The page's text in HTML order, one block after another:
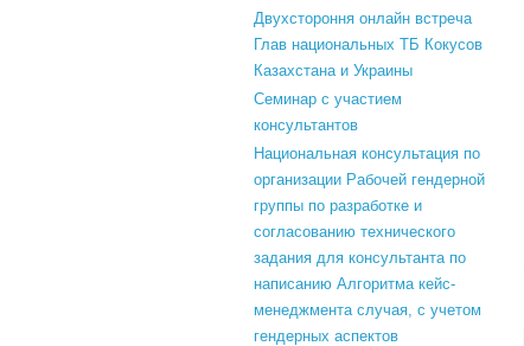
Двухстороння онлайн встреча
Глав национальных ТБ Кокусов
Казахстана и Украины
Семинар с участием
консультантов
Национальная консультация по
организации Рабочей гендерной
группы по разработке и
согласованию технического
задания для консультанта по
написанию Алгоритма кейс-
менеджмента случая, с учетом
гендерных аспектов